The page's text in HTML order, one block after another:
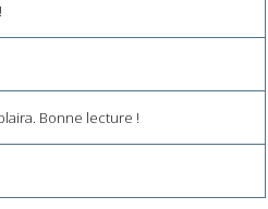
Bonne lecture !